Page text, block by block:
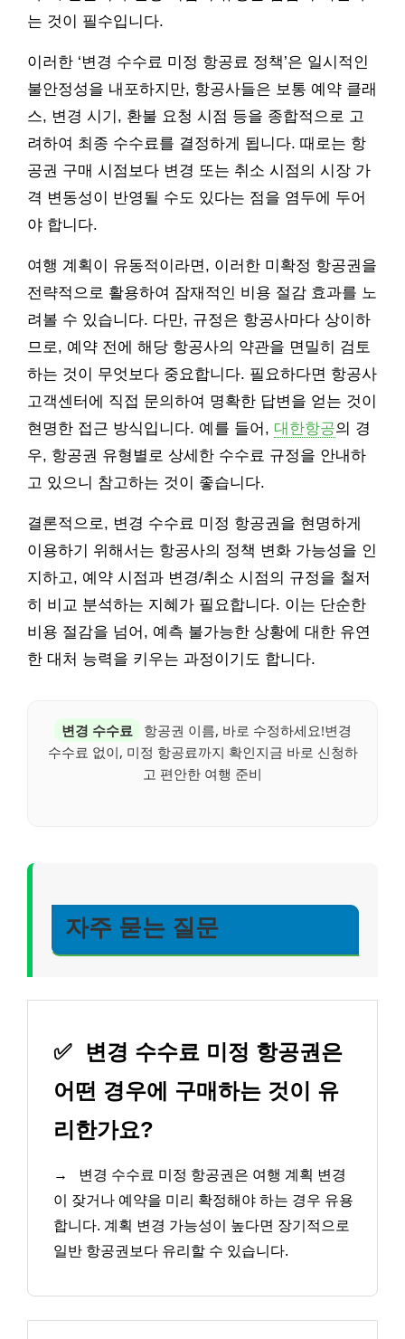
는 것이 필수입니다.
이러한 ‘변경 수수료 미정 항공료 정책’은 일시적인
불안정성을 내포하지만, 항공사들은 보통 예약 클래
스, 변경 시기, 환불 요청 시점 등을 종합적으로 고
려하여 최종 수수료를 결정하게 됩니다. 때로는 항
공권 구매 시점보다 변경 또는 취소 시점의 시장 가
격 변동성이 반영될 수도 있다는 점을 염두에 두어
야 합니다.
여행 계획이 유동적이라면, 이러한 미확정 항공권을
전략적으로 활용하여 잠재적인 비용 절감 효과를 노
려볼 수 있습니다. 다만, 규정은 항공사마다 상이하
므로, 예약 전에 해당 항공사의 약관을 면밀히 검토
하는 것이 무엇보다 중요합니다. 필요하다면 항공사
고객센터에 직접 문의하여 명확한 답변을 얻는 것이
현명한 접근 방식입니다. 예를 들어, 대한항공의 경
우, 항공권 유형별로 상세한 수수료 규정을 안내하
고 있으니 참고하는 것이 좋습니다.
결론적으로, 변경 수수료 미정 항공권을 현명하게
이용하기 위해서는 항공사의 정책 변화 가능성을 인
지하고, 예약 시점과 변경/취소 시점의 규정을 철저
히 비교 분석하는 지혜가 필요합니다. 이는 단순한
비용 절감을 넘어, 예측 불가능한 상황에 대한 유연
한 대처 능력을 키우는 과정이기도 합니다.
변경 수수료
항공권 이름, 바로 수정하세요!변경
수수료 없이, 미정 항공료까지 확인지금 바로 신청하
고 편안한 여행 준비
자주 묻는 질문
✅
변경 수수료 미정 항공권은
어떤 경우에 구매하는 것이 유
리한가요?
→
변경 수수료 미정 항공권은 여행 계획 변경
이 잦거나 예약을 미리 확정해야 하는 경우 유용
합니다. 계획 변경 가능성이 높다면 장기적으로
일반 항공권보다 유리할 수 있습니다.